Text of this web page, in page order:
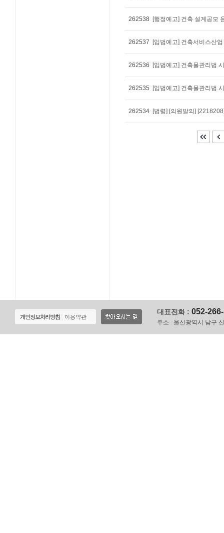
262538
262537
262536
262535
262534
개인정보처리방침 이용약관
대표전화 : 052-
주소 : 울산광역시 남구